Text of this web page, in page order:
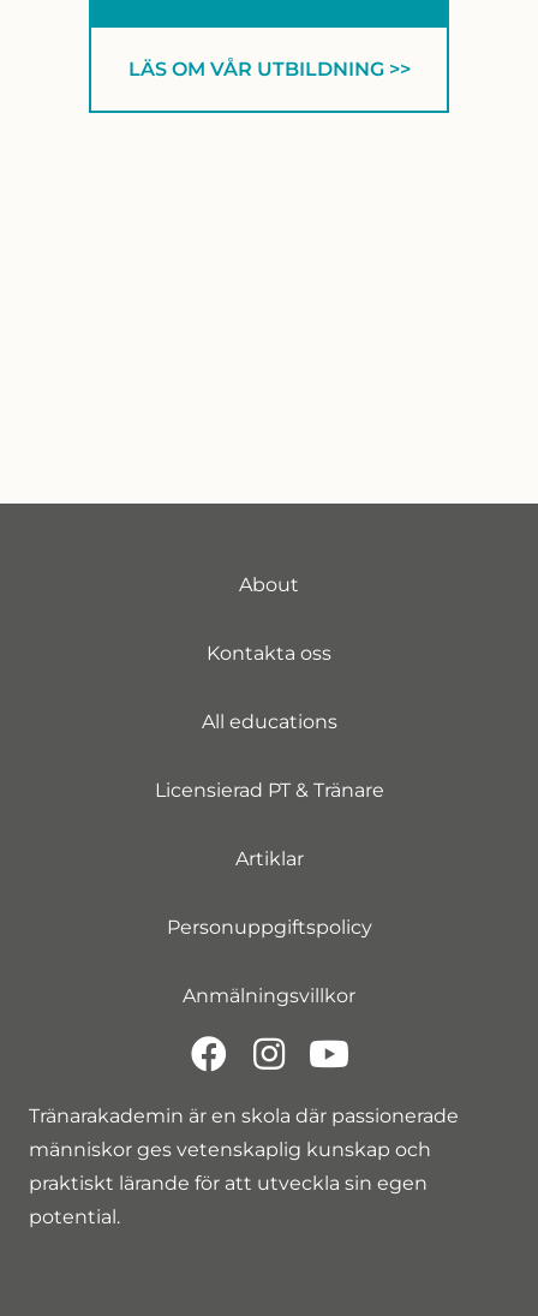
LÄS OM VÅR UTBILDNING >>
Tränarakademin är en skola där passionerade
människor ges vetenskaplig kunskap och
praktiskt lärande för att utveckla sin egen
potential.
About
Kontakta oss
All educations
Licensierad PT & Tränare
Artiklar
Personuppgiftspolicy
Anmälningsvillkor